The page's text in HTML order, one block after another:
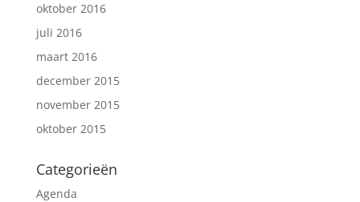
oktober 2016
juli 2016
maart 2016
december 2015
november 2015
oktober 2015
Categorieën
Agenda